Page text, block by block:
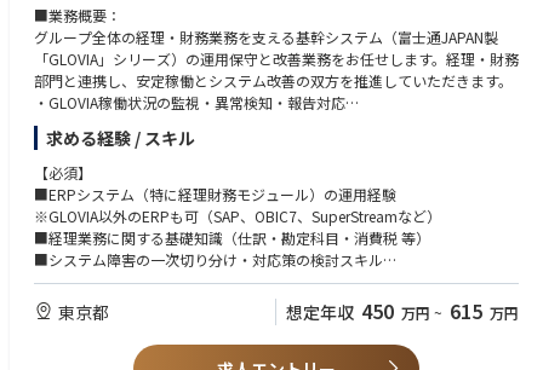
■業務概要：
グループ全体の経理・財務業務を支える基幹システム（富士通JAPAN製
「GLOVIA」シリーズ）の運用保守と改善業務をお任せします。経理・財務
部門と連携し、安定稼働とシステム改善の双方を推進していただきます。
・GLOVIA稼働状況の監視・異常検知・報告対応
・各種マスタ登録（取引先・商品・ユーザーなど）と整合性管理
・システム連携エラーの切り分け・対応（他システム含む）
・利用者からのQA対応、マニュアル整備、FAQ展開
・開発ベンダーとの窓口・要件伝達・進捗管理 など
■働く環境：
※時期にもより変動があり、通常10H、繁忙期で30～40H程度
■上野グループの魅力：
1869年の創業以来150年以上に渡り、産業や市民生活に欠くことのできな
求める経験 / スキル
【必須】
■ERPシステム（特に経理財務モジュール）の運用経験
※GLOVIA以外のERPも可（SAP、OBIC7、SuperStreamなど）
■経理業務に関する基礎知識（仕訳・勘定科目・消費税 等）
■システム障害の一次切り分け・対応策の検討スキル
■利用部門やベンダーとの調整・連携スキル
■SQLの基礎スキル（簡単なデータ抽出レベル）
東京都 想定年収 450 万円 ~ 615 万円